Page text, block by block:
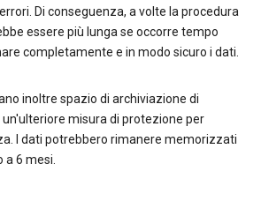
Di conseguenza, a volte la procedura
essere più lunga se occorre tempo
completamente e in modo sicuro i dati.
inoltre spazio di archiviazione di
misura di protezione per
I dati potrebbero rimanere memorizzati
a 6 mesi.